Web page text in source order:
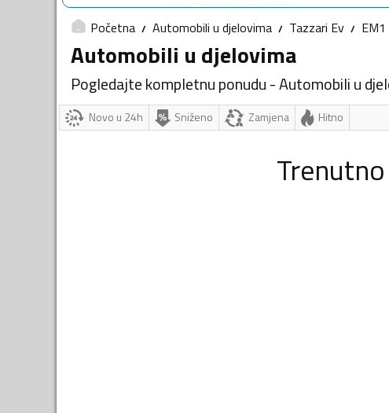
Početna Automobili u djelovima Tazzari Ev
Automobili u djelovima
Pogledajte kompletnu ponudu - Automobili u
Novo u 24h Sniženo Zamjena Hitno